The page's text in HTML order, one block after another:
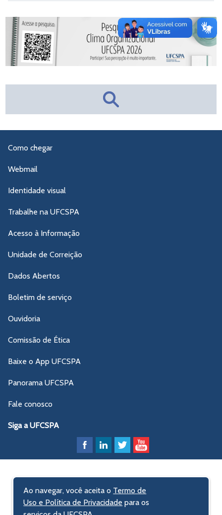
Como chegar
Webmail
Identidade visual
Trabalhe na UFCSPA
Acesso à Informação
Unidade de Correição
Dados Abertos
Boletim de serviço
Ouvidoria
Comissão de Ética
Baixe o App UFCSPA
Panorama UFCSPA
Fale conosco
Siga a UFCSPA
Ao navegar, você aceita o Termo de
Uso e Política de Privacidade para os